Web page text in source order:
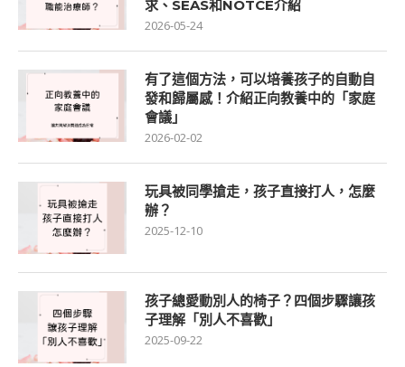
求、SEAS和NOTCE介紹
2026-05-24
有了這個方法，可以培養孩子的自動自
發和歸屬感！介紹正向教養中的「家庭
會議」
2026-02-02
玩具被同學搶走，孩子直接打人，怎麼
辦？
2025-12-10
孩子總愛動別人的椅子？四個步驟讓孩
子理解「別人不喜歡」
2025-09-22